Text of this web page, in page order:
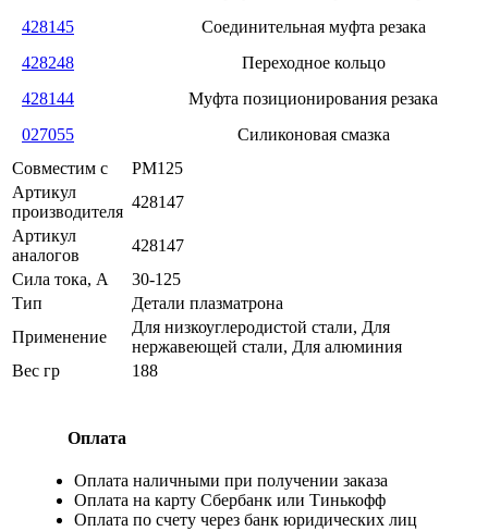
428145
Соединительная муфта резака
428248
Переходное кольцо
428144
Муфта позиционирования резака
027055
Силиконовая смазка
Совместим с
PM125
Артикул
производителя
428147
Артикул
аналогов
428147
Сила тока, А
30-125
Тип
Детали плазматрона
Применение
Для низкоуглеродистой стали, Для
нержавеющей стали, Для алюминия
Вес гр
188
Оплата
Оплата наличными при получении заказа
Оплата на карту Сбербанк или Тинькофф
Оплата по счету через банк юридических лиц